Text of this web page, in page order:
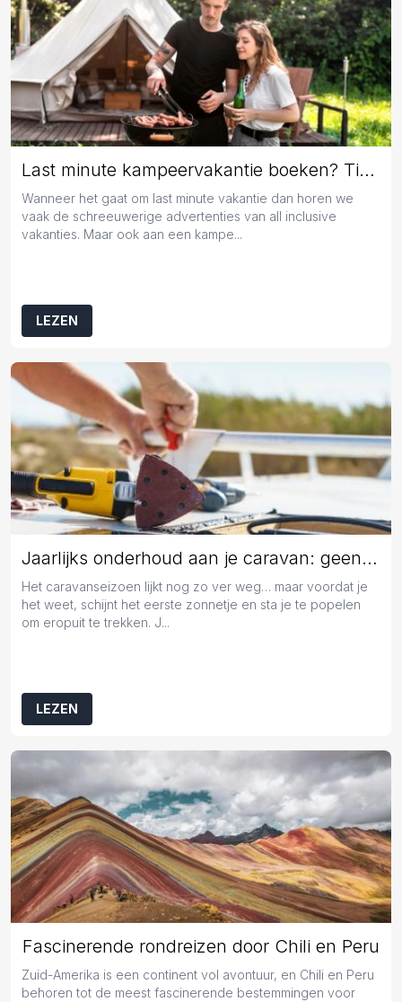
Last minute kampeervakantie boeken? Tips en tricks!
Wanneer het gaat om last minute vakantie dan horen we
vaak de schreeuwerige advertenties van all inclusive
vakanties. Maar ook aan een kampe...
LEZEN
Jaarlijks onderhoud aan je caravan: geen overbodige luxe
Het caravanseizoen lijkt nog zo ver weg… maar voordat je
het weet, schijnt het eerste zonnetje en sta je te popelen
om eropuit te trekken. J...
LEZEN
Fascinerende rondreizen door Chili en Peru
Zuid-Amerika is een continent vol avontuur, en Chili en Peru
behoren tot de meest fascinerende bestemmingen voor